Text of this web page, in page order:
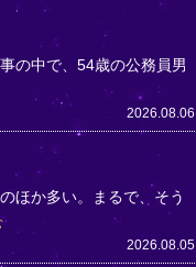
の中で、54歳の公務員男
2026.08.06
ほか多い。まるで、そう
2026.08.05